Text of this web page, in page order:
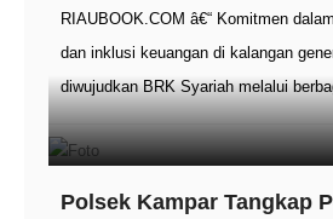
RIAUBOOK.COM â€“ Komitmen
dan inklusi keuangan di kalangan
diwujudkan BRK Syariah melalui
Polsek Kampar Tangkap